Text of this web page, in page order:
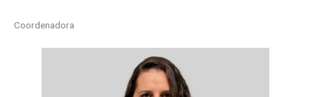
Coordenadora